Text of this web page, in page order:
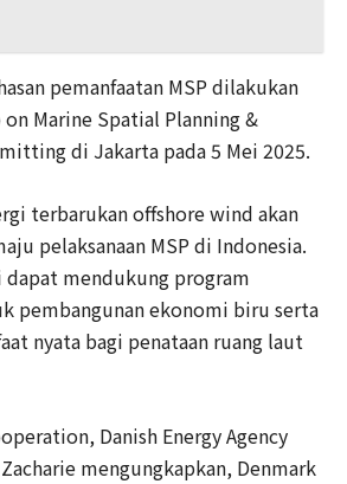
pemanfaatan MSP dilakukan
Marine Spatial Planning &
di Jakarta pada 5 Mei 2025.
terbarukan offshore wind akan
pelaksanaan MSP di Indonesia.
dapat mendukung program
pembangunan ekonomi biru serta
nyata bagi penataan ruang laut
Danish Energy Agency
mengungkapkan, Denmark